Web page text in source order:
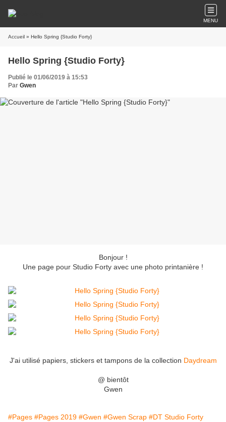
MENU
Accueil » Hello Spring {Studio Forty}
Hello Spring {Studio Forty}
Publié le 01/06/2019 à 15:53
Par Gwen
Bonjour !
Une page pour Studio Forty avec une photo printanière !
J'ai utilisé papiers, stickers et tampons de la collection Daydream
@ bientôt
Gwen
#Pages #Pages 2019 #Gwen #Gwen Scrap #DT Studio Forty